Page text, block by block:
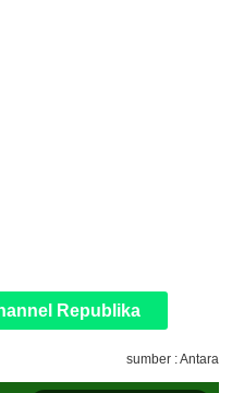
Republika
sumber : Antara